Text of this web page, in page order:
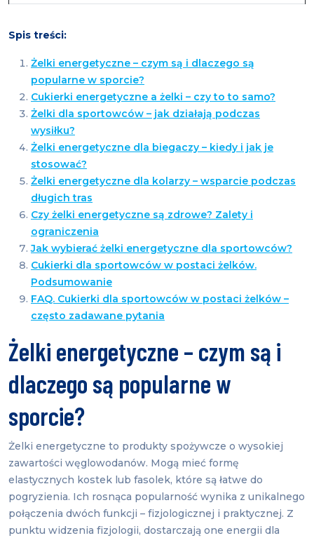
Spis treści:
Żelki energetyczne – czym są i dlaczego są
popularne w sporcie?
Cukierki energetyczne a żelki – czy to to samo?
Żelki dla sportowców – jak działają podczas
wysiłku?
Żelki energetyczne dla biegaczy – kiedy i jak je
stosować?
Żelki energetyczne dla kolarzy – wsparcie podczas
długich tras
Czy żelki energetyczne są zdrowe? Zalety i
ograniczenia
Jak wybierać żelki energetyczne dla sportowców?
Cukierki dla sportowców w postaci żelków.
Podsumowanie
FAQ. Cukierki dla sportowców w postaci żelków –
często zadawane pytania
Żelki energetyczne – czym są i
dlaczego są popularne w
sporcie?
Żelki energetyczne to produkty spożywcze o wysokiej
zawartości węglowodanów. Mogą mieć formę
elastycznych kostek lub fasolek, które są łatwe do
pogryzienia. Ich rosnąca popularność wynika z unikalnego
połączenia dwóch funkcji – fizjologicznej i praktycznej. Z
punktu widzenia fizjologii, dostarczają one energii dla